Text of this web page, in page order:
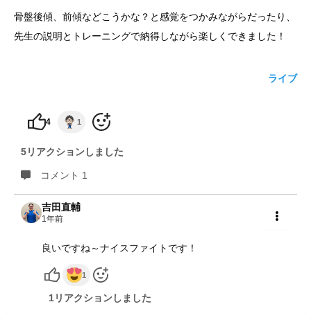
骨盤後傾、前傾などこうかな？と感覚をつかみながらだったり、
先生の説明とトレーニングで納得しながら楽しくできました！
ライブ
4 1
5リアクションしました
コメント 1
吉田直輔
1年前
良いですね～ナイスファイトです！
1
1リアクションしました
yoshidaコラム